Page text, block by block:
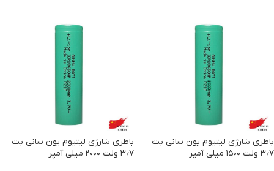
باطری شارژی لیتیوم یون سانی بت
۳٫۷ ولت ۱۵۰۰ میلی آمپر
باطری شارژی لیتیوم یون سانی بت
۳٫۷ ولت ۲۰۰۰ میلی آمپر